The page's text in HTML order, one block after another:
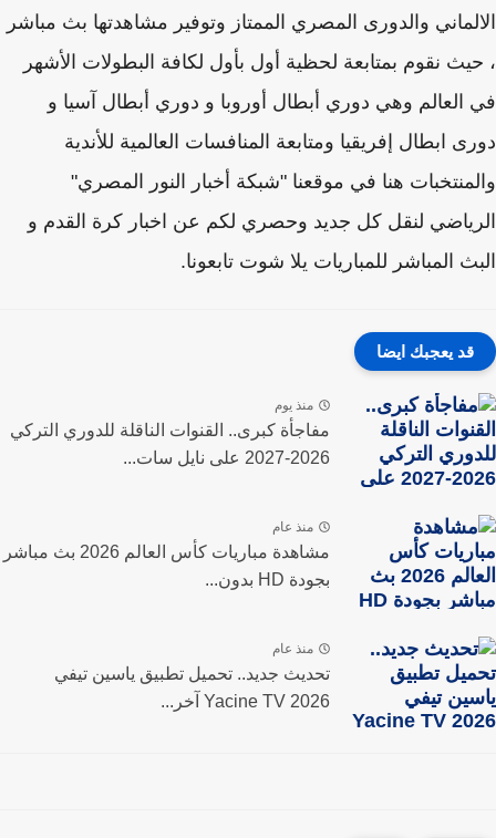
والدورى المصري الممتاز وتوفير مشاهدتها بث مباشر
نقوم بمتابعة لحظية أول بأول لكافة البطولات الأشهر
العالم وهي دوري أبطال أوروبا و دوري أبطال آسيا و
ابطال إفريقيا ومتابعة المنافسات العالمية للأندية
هنا في موقعنا "شبكة أخبار النور المصري"
لنقل كل جديد وحصري لكم عن اخبار كرة القدم و
المباشر للمباريات يلا شوت تابعونا.
قد يعجبك ايضا
منذ يوم
مفاجأة كبرى.. القنوات الناقلة للدوري التركي
2026-2027 على نايل سات...
منذ عام
مشاهدة مباريات كأس العالم 2026 بث مباشر
بجودة HD بدون...
منذ عام
تحديث جديد.. تحميل تطبيق ياسين تيفي
Yacine TV 2026 آخر...